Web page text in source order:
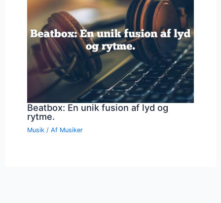
Beatbox: En unik fusion af lyd og
rytme.
Musik / Af Musiker